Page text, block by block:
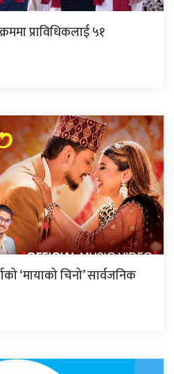
प्राविधिकलाई ५१
‘मायाको चिनो’ सार्वजनिक